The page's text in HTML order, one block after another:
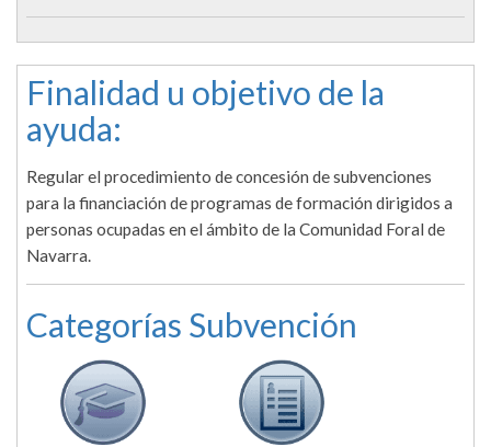
Finalidad u objetivo de la
ayuda:
Regular el procedimiento de concesión de subvenciones
para la financiación de programas de formación dirigidos a
personas ocupadas en el ámbito de la Comunidad Foral de
Navarra.
Categorías Subvención